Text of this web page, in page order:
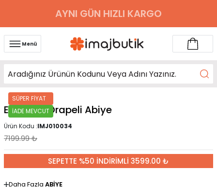
AYNI GÜN HIZLI KARGO
Menü
SÜPER FİYAT
İADE MEVCUT
Ekru Önü Drapeli Abiye
Ürün Kodu :IMJ010034
7199.99₺
SEPETTE %50 İNDİRİMLİ 3599.00 ₺
Daha Fazla ABİYE